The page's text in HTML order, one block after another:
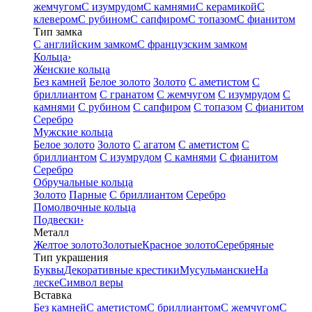
жемчугомС изумрудомС камнямиС керамикойС
клеверомС рубиномС сапфиромС топазомС фианитом
Тип замка
С английским замкомС французским замком
Кольца›
Женские кольца
Без камней Белое золото Золото С аметистом С
бриллиантом С гранатом С жемчугом С изумрудом С
камнями С рубином С сапфиром С топазом С фианитом
Серебро
Мужские кольца
Белое золото Золото С агатом С аметистом С
бриллиантом С изумрудом С камнями С фианитом
Серебро
Обручальные кольца
Золото Парные С бриллиантом Серебро
Помолвочные кольца
Подвески›
Металл
Желтое золотоЗолотыеКрасное золотоСеребряные
Тип украшения
БуквыДекоративные крестикиМусульманскиеНа
лескеСимвол веры
Вставка
Без камнейС аметистомС бриллиантомС жемчугомС